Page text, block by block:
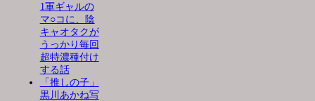
1軍ギャルの
マ○コに、陰
キャオタクが
うっかり毎回
超特濃種付け
する話
「推しの子」
黒川あかね写